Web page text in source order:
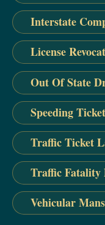
Interstate
License
Out Of State
Speeding
Traffic Ticket
Traffic Fatality
Vehicular